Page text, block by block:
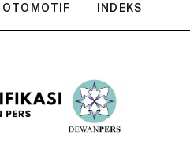
OTOMOTIF INDEKS